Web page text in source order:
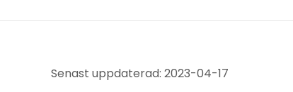
Senast uppdaterad: 2023-04-17